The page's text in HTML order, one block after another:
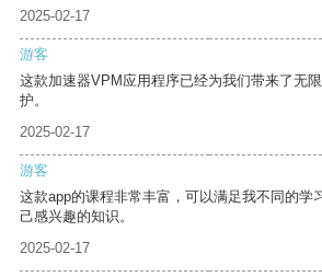
2025-02-17
游客
这款加速器VPM应用程序已经为我们带来了无
护。
2025-02-17
游客
这款app的课程非常丰富，可以满足我不同的学
己感兴趣的知识。
2025-02-17